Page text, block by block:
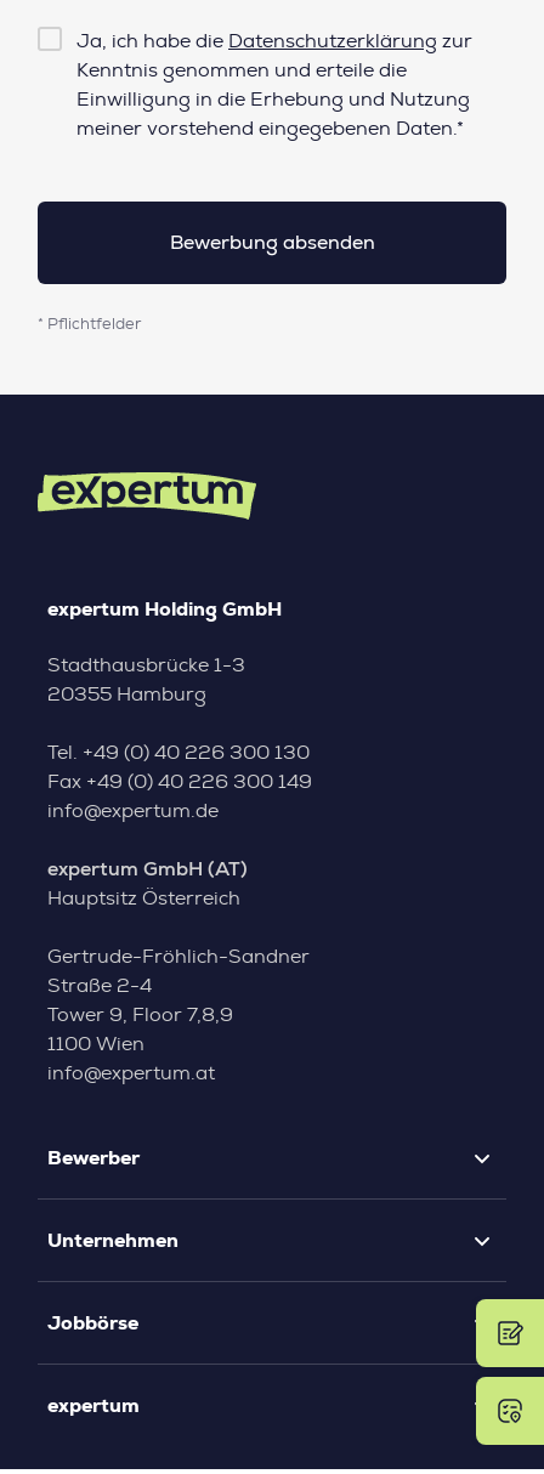
Checkbox
Datenschutz*
Ja, ich habe die Datenschutzerklärung zur
Kenntnis genommen und erteile die
Einwilligung in die Erhebung und Nutzung
meiner vorstehend eingegebenen Daten.*
* Pflichtfelder
expertum Holding GmbH
Stadthausbrücke 1-3
20355 Hamburg
Tel. +49 (0) 40 226 300 130
Fax +49 (0) 40 226 300 149
info@expertum.de
expertum GmbH (AT)
Hauptsitz Österreich
Gertrude-Fröhlich-Sandner
Straße 2-4
Tower 9, Floor 7,8,9
1100 Wien
info@expertum.at
Bewerber
Unternehmen
Jobbörse
expertum